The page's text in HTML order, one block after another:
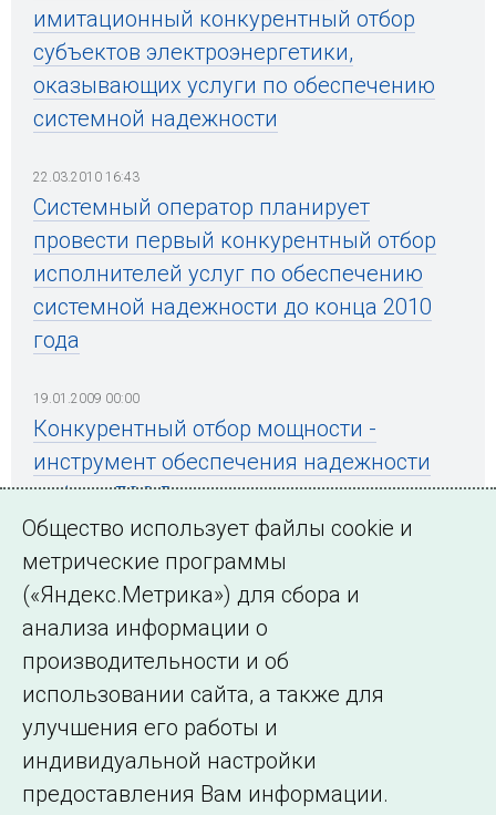
имитационный конкурентный отбор
субъектов электроэнергетики,
оказывающих услуги по обеспечению
системной надежности
22.03.2010 16:43
Системный оператор планирует
провести первый конкурентный отбор
исполнителей услуг по обеспечению
системной надежности до конца 2010
года
19.01.2009 00:00
Конкурентный отбор мощности -
инструмент обеспечения надежности
работы ЕЭС России
← Все публикации
Подписаться на новости
©2005–2026 АО «СО ЕЭС»
Филиалы и
представительства
Общество использует файлы cookie и
метрические программы
(«Яндекс.Метрика») для сбора и
анализа информации о
производительности и об
использовании сайта, а также для
улучшения его работы и
индивидуальной настройки
предоставления Вам информации.